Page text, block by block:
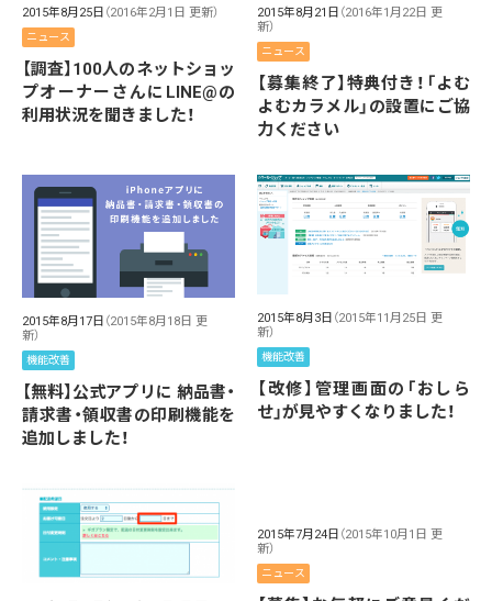
2015年8月25日 （2016年2月1日 更新）
ニュース
【調査】100人のネットショッ
プオーナーさんにLINE@の
利用状況を聞きました！
2015年8月21日 （2016年1月22日 更
新）
ニュース
【募集終了】特典付き！「よむ
よむカラメル」の設置にご協
力ください
2015年8月17日 （2015年8月18日 更
新）
機能改善
【無料】公式アプリに 納品書・
請求書・領収書の印刷機能を
追加しました！
2015年8月3日 （2015年11月25日 更
新）
機能改善
【改修】管理画面の「おしら
せ」が見やすくなりました！
2015年7月24日 （2015年10月1日 更
新）
ニュース